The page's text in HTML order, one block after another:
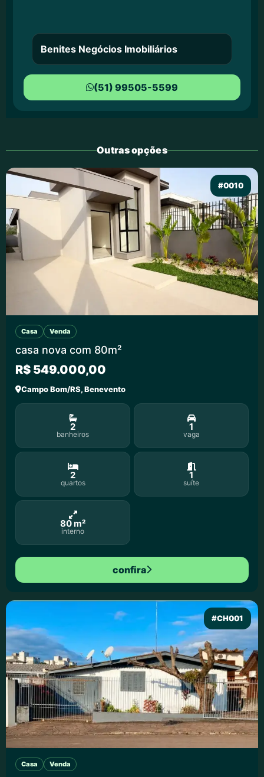
Benites Negócios Imobiliários
(51) 99505-5599
Outras opções
#0010
Casa Venda
casa nova com 80m²
R$ 549.000,00
Campo Bom/RS, Benevento
2
banheiros
1
vaga
2
quartos
1
suíte
80 m²
interno
confira
#CH001
Casa Venda